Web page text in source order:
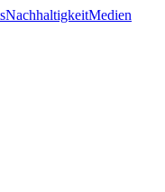
NachhaltigkeitMedien